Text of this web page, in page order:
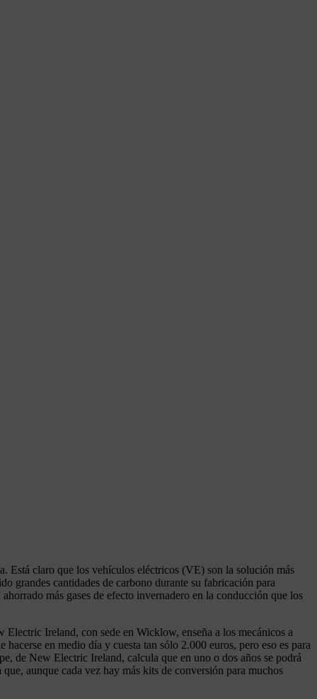
Está claro que los vehículos eléctricos (VE) son la solución más
grandes cantidades de carbono durante su fabricación para
más gases de efecto invernadero en la conducción que los
Ireland, con sede en Wicklow, enseña a los mecánicos a
en medio día y cuesta tan sólo 2.000 euros, pero eso es para
de New Electric Ireland, calcula que en uno o dos años se podrá
aunque cada vez hay más kits de conversión para muchos